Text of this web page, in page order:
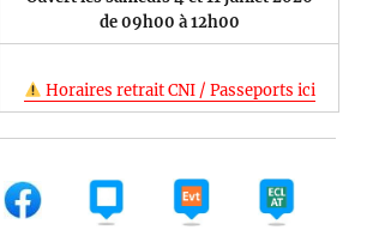
de 09h00 à 12h00
Horaires retrait CNI / Passeports ici